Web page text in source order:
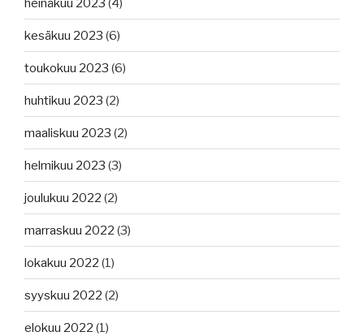
heinäkuu 2023 (4)
kesäkuu 2023 (6)
toukokuu 2023 (6)
huhtikuu 2023 (2)
maaliskuu 2023 (2)
helmikuu 2023 (3)
joulukuu 2022 (2)
marraskuu 2022 (3)
lokakuu 2022 (1)
syyskuu 2022 (2)
elokuu 2022 (1)